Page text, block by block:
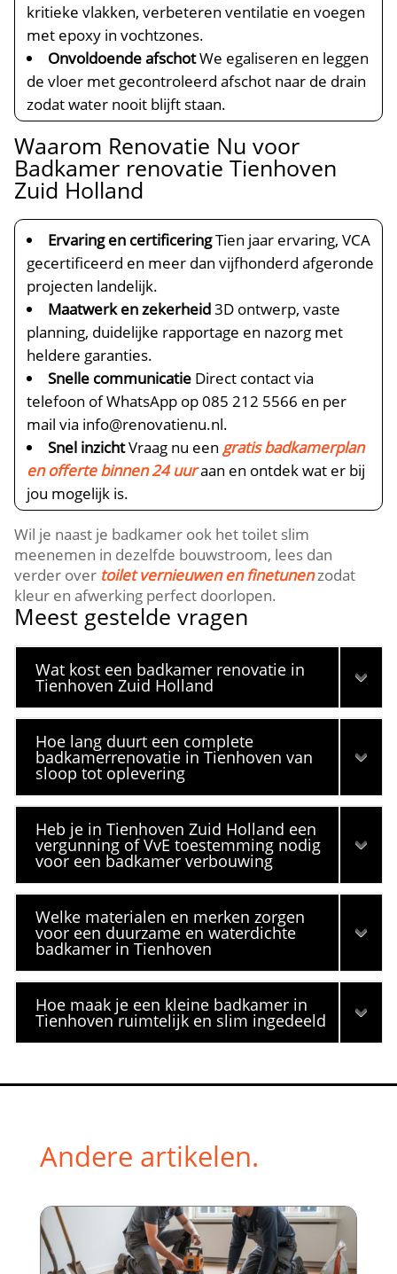
kritieke vlakken, verbeteren ventilatie en voegen
met epoxy in vochtzones.​
Onvoldoende afschotWe egaliseren en leggen
de vloer met gecontroleerd afschot naar de drain
zodat water nooit blijft staan.​
Waarom Renovatie Nu voor
Badkamer renovatie Tienhoven
Zuid Holland
Ervaring en certificeringTien jaar ervaring, VCA
gecertificeerd en meer dan vijfhonderd afgeronde
projecten landelijk.​
Maatwerk en zekerheid3D ontwerp, vaste
planning, duidelijke rapportage en nazorg met
heldere garanties.​
Snelle communicatie Direct contact via
telefoon of WhatsApp op 085 212 5566 en per
mail via info@renovatienu.​nl.​
Snel inzichtVraag nu eengratis badkamerplan
en offerte binnen 24 uuraan en ontdek wat er bij
jou mogelijk is.​
Wil je naast je badkamer ook het toilet slim
meenemen in dezelfde bouwstroom, lees dan
verder over toilet vernieuwen en finetunenzodat
kleur en afwerking perfect doorlopen.​
Meest gestelde vragen
Wat kost een badkamer renovatie in
Tienhoven Zuid Holland
Hoe lang duurt een complete
badkamerrenovatie in Tienhoven van
sloop tot oplevering
Heb je in Tienhoven Zuid Holland een
vergunning of VvE toestemming nodig
voor een badkamer verbouwing
Welke materialen en merken zorgen
voor een duurzame en waterdichte
badkamer in Tienhoven
Hoe maak je een kleine badkamer in
Tienhoven ruimtelijk en slim ingedeeld
Andere artikelen.